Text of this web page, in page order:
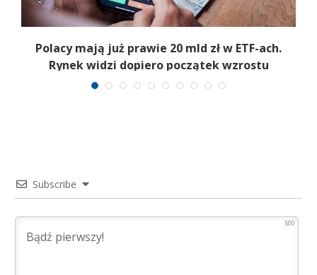
Polacy mają już prawie 20 mld zł w ETF-ach.
Rynek widzi dopiero początek wzrostu
Subscribe
500